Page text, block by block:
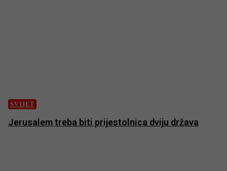
SVIJET
Jerusalem treba biti prijestolnica dviju država